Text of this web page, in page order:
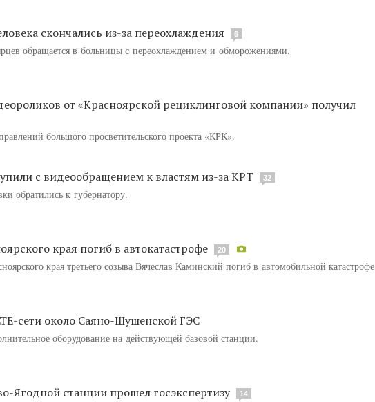
скончались из-за переохлаждения 6
обращается в больницы с переохлаждением и обморожениями.
от «Красноярской рециклинговой компании» получил
большого просветительского проекта «КРК».
с видеообращением к властям из-за КРТ 32
обратились к губернатору.
края погиб в автокатастрофе 20
края третьего созыва Вячеслав Каминский погиб в автомобильной катастрофе
сети около Саяно-Шушенской ГЭС
оборудование на действующей базовой станции.
Ягодной станции прошел госэкспертизу 14